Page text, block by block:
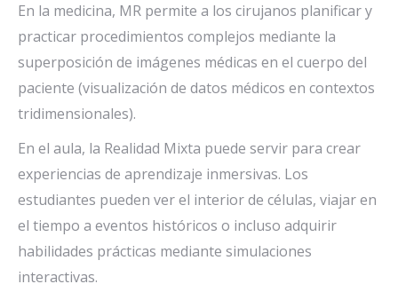
En la medicina, MR permite a los cirujanos planificar y
practicar procedimientos complejos mediante la
superposición de imágenes médicas en el cuerpo del
paciente (visualización de datos médicos en contextos
tridimensionales).
En el aula, la Realidad Mixta puede servir para crear
experiencias de aprendizaje inmersivas. Los
estudiantes pueden ver el interior de células, viajar en
el tiempo a eventos históricos o incluso adquirir
habilidades prácticas mediante simulaciones
interactivas.